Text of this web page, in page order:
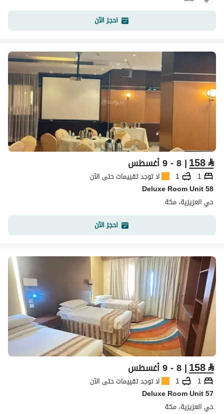
احجز الآن
⃁
158| 8 - 9 أغسطس
1
1
لا توجد تقييمات حتى الآن
Deluxe Room Unit 58
حي العزيزية، مكة
احجز الآن
⃁
158| 8 - 9 أغسطس
1
1
لا توجد تقييمات حتى الآن
Deluxe Room Unit 57
حي العزيزية، مكة